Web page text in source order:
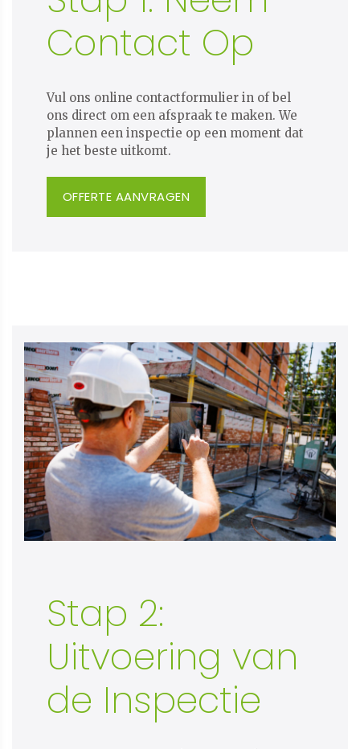
Contact Op
Vul ons online contactformulier in of bel
ons direct om een afspraak te maken. We
plannen een inspectie op een moment dat
je het beste uitkomt.
OFFERTE AANVRAGEN
Stap 2:
Uitvoering van
de Inspectie